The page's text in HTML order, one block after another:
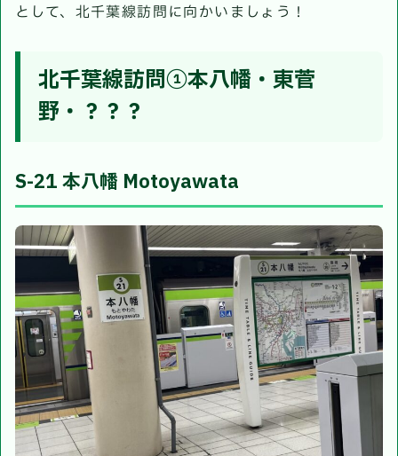
として、北千葉線訪問に向かいましょう！
北千葉線訪問①本八幡・東菅
野・？？？
S-21 本八幡 Motoyawata